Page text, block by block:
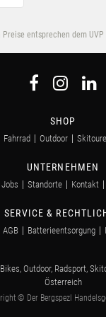
entsprechen dem UVP
SHOP
Fahrrad Outdoor
UNTERNEHMEN
Jobs Standorte Kontakt
SERVICE &
AGB Batterieentsorgung
Outdoor, Radsport,
Österreich
© Der Bergspezl